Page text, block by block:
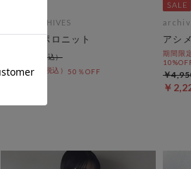
DOUX ARCHIVES
メッシュポロニット
￥4,400 50％OFF
アシ
期間限
￥
￥